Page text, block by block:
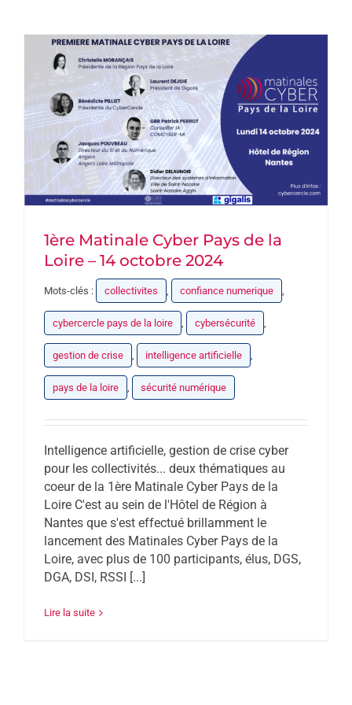
CONTACT
1ère Matinale Cyber Pays de la
Loire – 14 octobre 2024
Mots-clés : collectivites , confiance numerique ,
cybercercle pays de la loire , cybersécurité ,
gestion de crise , intelligence artificielle ,
pays de la loire , sécurité numérique
Intelligence artificielle, gestion de crise cyber
pour les collectivités... deux thématiques au
coeur de la 1ère Matinale Cyber Pays de la
Loire C'est au sein de l'Hôtel de Région à
Nantes que s'est effectué brillamment le
lancement des Matinales Cyber Pays de la
Loire, avec plus de 100 participants, élus, DGS,
DGA, DSI, RSSI [...]
Lire la suite